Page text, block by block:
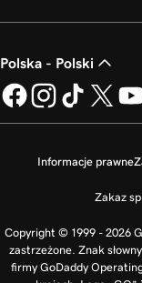
Polska - Polski
Informacje prawne
Zakaz
Copyright © 1999 - 2026
zastrzeżone. Znak
firmy GoDaddy